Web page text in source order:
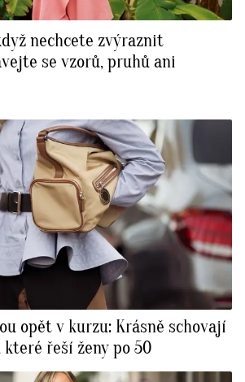
nechcete zvýraznit
se vzorů, pruhů ani
opět v kurzu: Krásně schovají
řeší ženy po 50